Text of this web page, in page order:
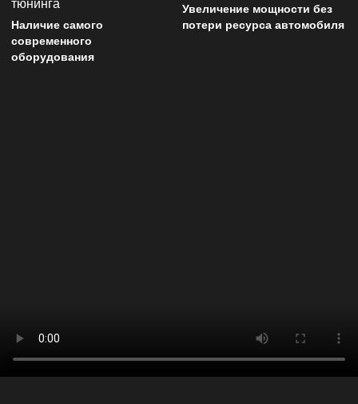
Наличие самого
современного
оборудования
Увеличение мощности без
потери ресурса автомобиля